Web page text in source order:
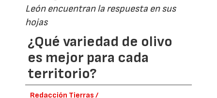
León encuentran la respuesta en sus
hojas
¿Qué variedad de olivo
es mejor para cada
territorio?
Redacción Tierras /